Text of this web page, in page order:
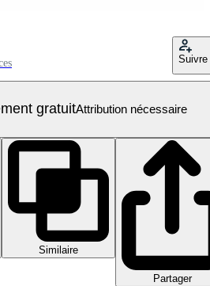
Suivre
gratuitAttribution nécessaire
Similaire
Partager